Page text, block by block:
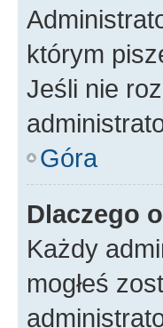
którym
Jeśli nie
Góra
Dlaczego
Każdy
mogłeś